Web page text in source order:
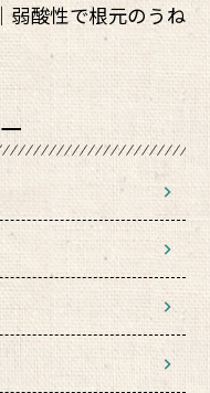
弱酸性で根元のうね